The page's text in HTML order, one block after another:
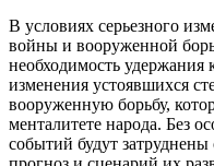
В условиях серьезного
войны и вооруженной
необходимость удержания
изменения устоявшихся
вооруженную борьбу,
менталитете народа. Без
событий будут